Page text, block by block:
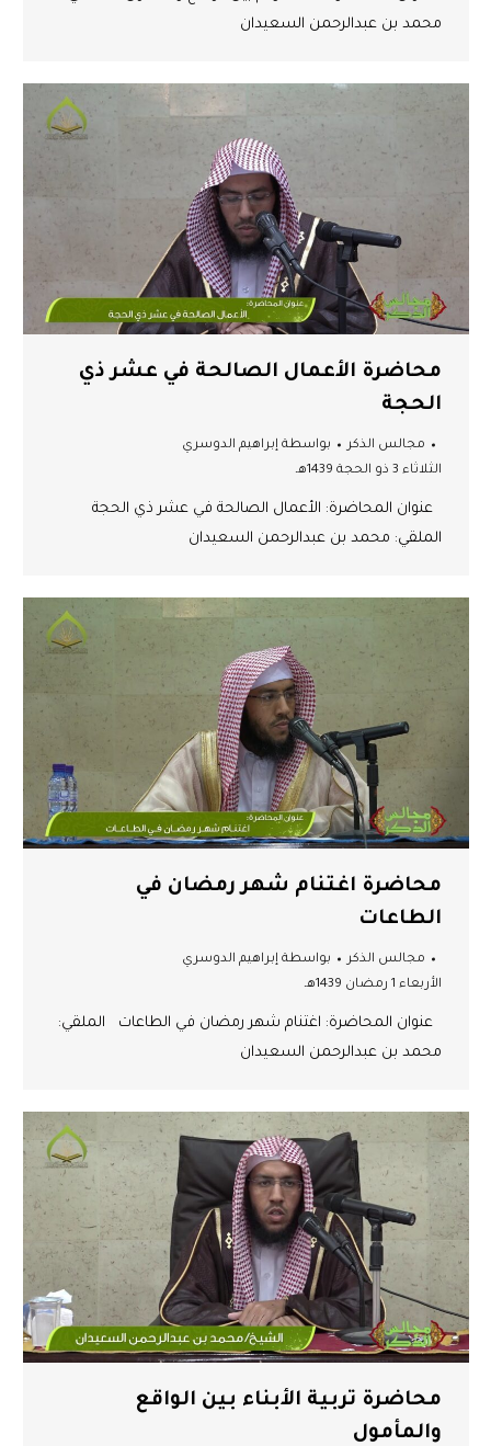
محمد بن عبدالرحمن السعيدان
محاضرة الأعمال الصالحة في عشر ذي
الحجة
مجالس الذكر بواسطة إبراهيم الدوسري
الثلاثاء 3 ذو الحجة 1439هـ
عنوان المحاضرة: الأعمال الصالحة في عشر ذي الحجة
الملقي: محمد بن عبدالرحمن السعيدان
محاضرة اغتنام شهر رمضان في
الطاعات
مجالس الذكر بواسطة إبراهيم الدوسري
الأربعاء 1 رمضان 1439هـ
عنوان المحاضرة: اغتنام شهر رمضان في الطاعات الملقي:
محمد بن عبدالرحمن السعيدان
محاضرة تربية الأبناء بين الواقع
والمأمول